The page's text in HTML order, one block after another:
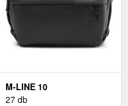
M-LINE 10
27 db